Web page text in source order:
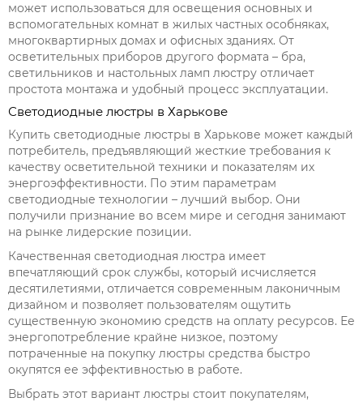
может использоваться для освещения основных и
вспомогательных комнат в жилых частных особняках,
многоквартирных домах и офисных зданиях. От
осветительных приборов другого формата – бра,
светильников и настольных ламп люстру отличает
простота монтажа и удобный процесс эксплуатации.
Светодиодные люстры в Харькове
Купить светодиодные люстры в Харькове может каждый
потребитель, предъявляющий жесткие требования к
качеству осветительной техники и показателям их
энергоэффективности. По этим параметрам
светодиодные технологии – лучший выбор. Они
получили признание во всем мире и сегодня занимают
на рынке лидерские позиции.
Качественная светодиодная люстра имеет
впечатляющий срок службы, который исчисляется
десятилетиями, отличается современным лаконичным
дизайном и позволяет пользователям ощутить
существенную экономию средств на оплату ресурсов. Ее
энергопотребление крайне низкое, поэтому
потраченные на покупку люстры средства быстро
окупятся ее эффективностью в работе.
Выбрать этот вариант люстры стоит покупателям,